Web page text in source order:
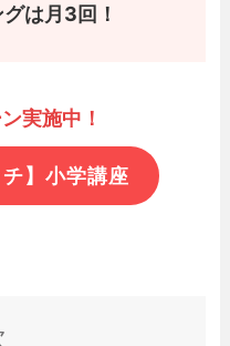
は月3回！
実施中！
チ】小学講座